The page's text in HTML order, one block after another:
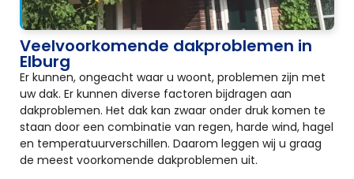
Veelvoorkomende dakproblemen in
Elburg
Er kunnen, ongeacht waar u woont, problemen zijn met
uw dak. Er kunnen diverse factoren bijdragen aan
dakproblemen. Het dak kan zwaar onder druk komen te
staan door een combinatie van regen, harde wind, hagel
en temperatuurverschillen. Daarom leggen wij u graag
de meest voorkomende dakproblemen uit.